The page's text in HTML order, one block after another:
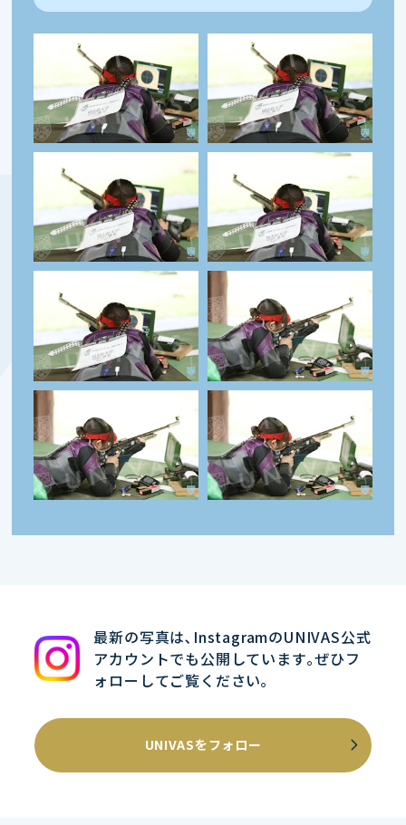
最新の写真は､InstagramのUNIVAS公式
アカウントでも公開しています｡ぜひフ
ォローしてご覧ください｡
UNIVASをフォロー